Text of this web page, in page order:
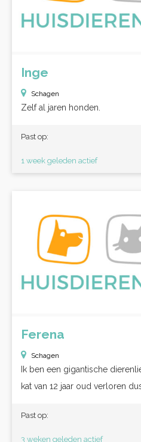
Inge
Schagen
Zelf al jaren honden.
Past op:
1 week geleden actief
Ferena
Schagen
Ik ben een gigantische
kat van 12 jaar oud verloren dus
Past op:
3 weken geleden actief